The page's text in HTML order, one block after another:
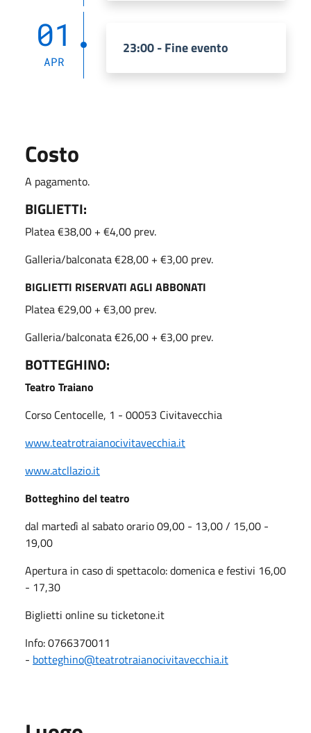
01
APR
23:00 - Fine evento
Costo
A pagamento.
BIGLIETTI:
Platea €38,00 + €4,00 prev.
Galleria/balconata €28,00 + €3,00 prev.
BIGLIETTI RISERVATI AGLI ABBONATI
Platea €29,00 + €3,00 prev.
Galleria/balconata €26,00 + €3,00 prev.
BOTTEGHINO:
Teatro Traiano
Corso Centocelle, 1 - 00053 Civitavecchia
www.teatrotraianocivitavecchia.it
www.atcllazio.it
Botteghino del teatro
dal martedì al sabato orario 09,00 - 13,00 / 15,00 -
19,00
Apertura in caso di spettacolo: domenica e festivi 16,00
- 17,30
Biglietti online su ticketone.it
Info: 0766370011
- botteghino@teatrotraianocivitavecchia.it